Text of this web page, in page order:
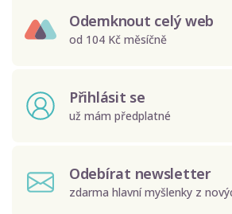
Odemknout celý web
od 104 Kč měsíčně
Přihlásit se
už mám předplatné
Odebírat newsletter
zdarma hlavní myšlenky z